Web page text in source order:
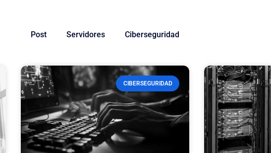
Post Servidores Ciberseguridad
CIBERSEGURIDAD